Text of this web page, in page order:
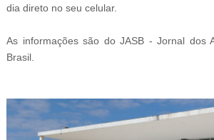
dia direto no seu celular.
As informações são do JASB - Jornal dos
Brasil.